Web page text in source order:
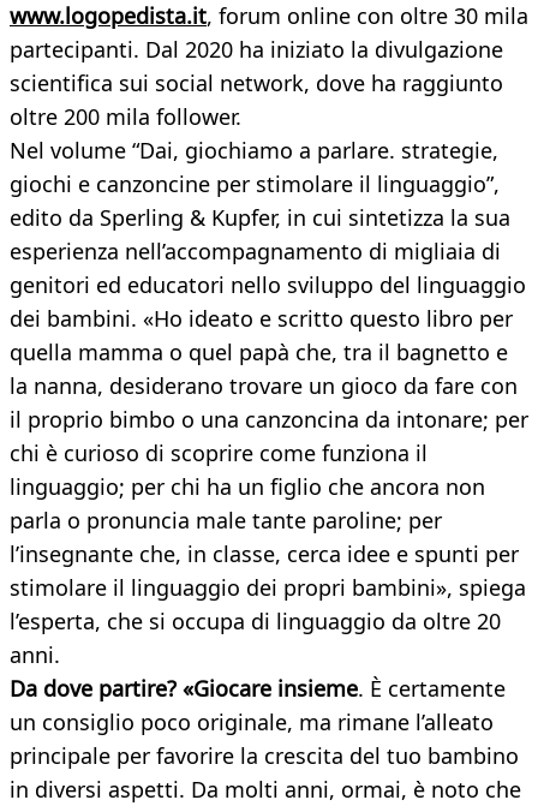
www.logopedista.it, forum online con oltre 30 mila
partecipanti. Dal 2020 ha iniziato la divulgazione
scientifica sui social network, dove ha raggiunto
oltre 200 mila follower.
Nel volume “Dai, giochiamo a parlare. strategie,
giochi e canzoncine per stimolare il linguaggio”,
edito da Sperling & Kupfer, in cui sintetizza la sua
esperienza nell’accompagnamento di migliaia di
genitori ed educatori nello sviluppo del linguaggio
dei bambini. «Ho ideato e scritto questo libro per
quella mamma o quel papà che, tra il bagnetto e
la nanna, desiderano trovare un gioco da fare con
il proprio bimbo o una canzoncina da intonare; per
chi è curioso di scoprire come funziona il
linguaggio; per chi ha un figlio che ancora non
parla o pronuncia male tante paroline; per
l’insegnante che, in classe, cerca idee e spunti per
stimolare il linguaggio dei propri bambini», spiega
l’esperta, che si occupa di linguaggio da oltre 20
anni.
Da dove partire? «Giocare insieme. È certamente
un consiglio poco originale, ma rimane l’alleato
principale per favorire la crescita del tuo bambino
in diversi aspetti. Da molti anni, ormai, è noto che